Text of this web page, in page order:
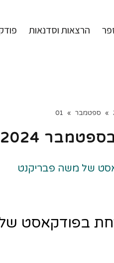
הרצאות וסדנאות
» ספטמבר »
01
בפודקאסט